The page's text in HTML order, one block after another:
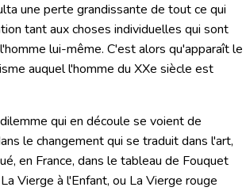
une perte grandissante de tout ce qui
tant aux choses individuelles qui sont
lui-même. C'est alors qu'apparaît le
auquel l'homme du XXe siècle est
qui en découle se voient de
le changement qui se traduit dans l'art,
en France, dans le tableau de Fouquet
La Vierge à l'Enfant, ou La Vierge rouge